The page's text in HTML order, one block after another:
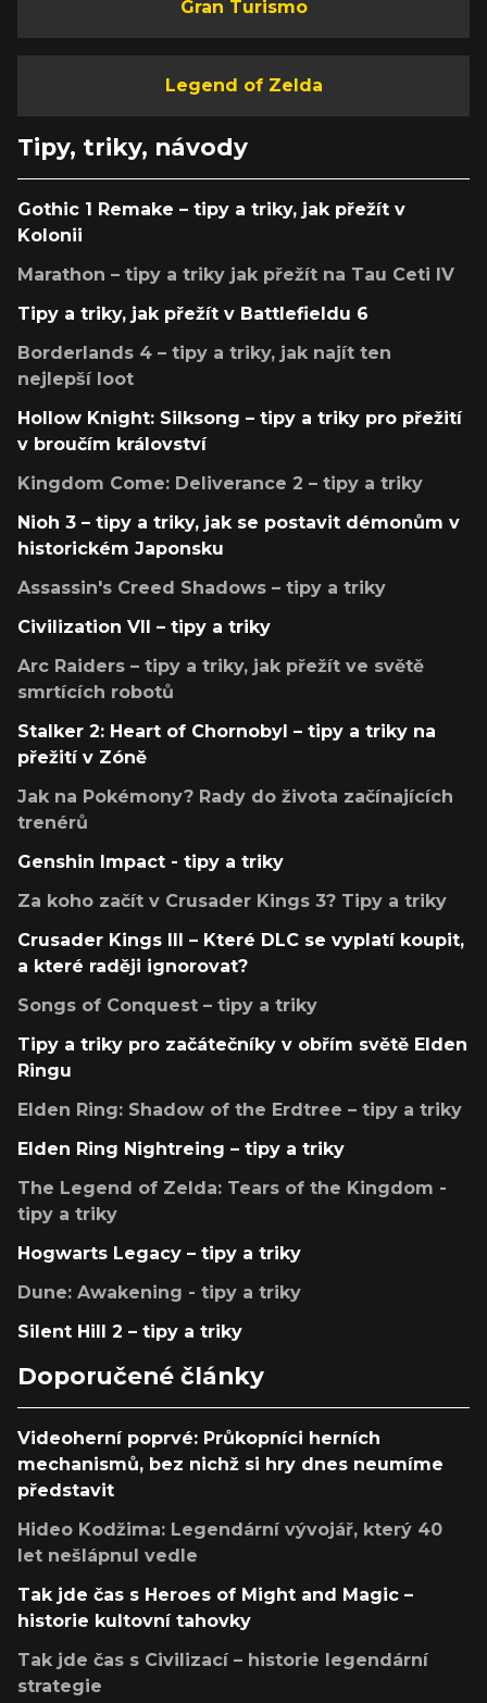
Gran Turismo
Legend of Zelda
Tipy, triky, návody
Gothic 1 Remake – tipy a triky, jak přežít v
Kolonii
Marathon – tipy a triky jak přežít na Tau Ceti IV
Tipy a triky, jak přežít v Battlefieldu 6
Borderlands 4 – tipy a triky, jak najít ten
nejlepší loot
Hollow Knight: Silksong – tipy a triky pro přežití
v broučím království
Kingdom Come: Deliverance 2 – tipy a triky
Nioh 3 – tipy a triky, jak se postavit démonům v
historickém Japonsku
Assassin's Creed Shadows – tipy a triky
Civilization VII – tipy a triky
Arc Raiders – tipy a triky, jak přežít ve světě
smrtících robotů
Stalker 2: Heart of Chornobyl – tipy a triky na
přežití v Zóně
Jak na Pokémony? Rady do života začínajících
trenérů
Genshin Impact - tipy a triky
Za koho začít v Crusader Kings 3? Tipy a triky
Crusader Kings III – Které DLC se vyplatí koupit,
a které raději ignorovat?
Songs of Conquest – tipy a triky
Tipy a triky pro začátečníky v obřím světě Elden
Ringu
Elden Ring: Shadow of the Erdtree – tipy a triky
Elden Ring Nightreing – tipy a triky
The Legend of Zelda: Tears of the Kingdom -
tipy a triky
Hogwarts Legacy – tipy a triky
Dune: Awakening - tipy a triky
Silent Hill 2 – tipy a triky
Doporučené články
Videoherní poprvé: Průkopníci herních
mechanismů, bez nichž si hry dnes neumíme
představit
Hideo Kodžima: Legendární vývojář, který 40
let nešlápnul vedle
Tak jde čas s Heroes of Might and Magic –
historie kultovní tahovky
Tak jde čas s Civilizací – historie legendární
strategie